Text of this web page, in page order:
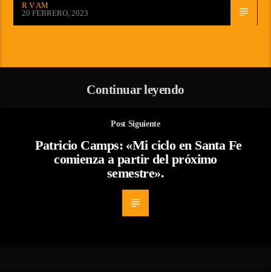
R V AM
20 FEBRERO, 2023
Continuar leyendo
Post Siguiente
Patricio Camps: «Mi ciclo en Santa Fe
comienza a partir del próximo
semestre».